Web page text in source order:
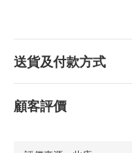
送貨及付款方式
顧客評價